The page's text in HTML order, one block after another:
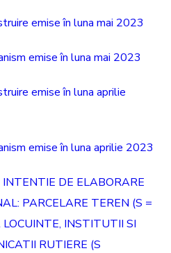
emise în luna mai 2023
emise în luna mai 2023
emise în luna aprilie
emise în luna aprilie 2023
DE ELABORARE
PARCELARE TEREN (S =
INSTITUTII SI
RUTIERE (S